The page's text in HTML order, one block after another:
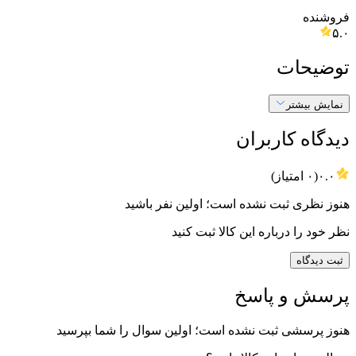
فروشنده
۵.۰
توضیحات
نمایش بیشتر
دیدگاه کاربران
۰.۰(۰ امتیاز)
هنوز نظری ثبت نشده است؛ اولین نفر باشید
نظر خود را درباره این کالا ثبت کنید
ثبت دیدگاه
پرسش و پاسخ
هنوز پرسشی ثبت نشده است؛ اولین سوال را شما بپرسید